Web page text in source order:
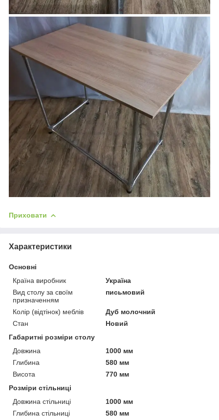
Приховати
Характеристики
Основні
Країна виробник
Україна
Вид столу за своїм
призначенням
письмовий
Колір (відтінок) меблів
Дуб молочний
Стан
Новий
Габаритні розміри столу
Довжина
1000 мм
Глибина
580 мм
Висота
770 мм
Розміри стільниці
Довжина стільниці
1000 мм
Глибина стільниці
580 мм